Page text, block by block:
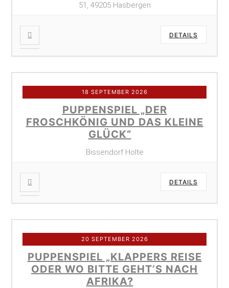
51, 49205 Hasbergen
DETAILS
18 SEPTEMBER 2026
PUPPENSPIEL „DER
FROSCHKÖNIG UND DAS KLEINE
GLÜCK“
Bissendorf Holte
DETAILS
20 SEPTEMBER 2026
PUPPENSPIEL „KLAPPERS REISE
ODER WO BITTE GEHT’S NACH
AFRIKA?